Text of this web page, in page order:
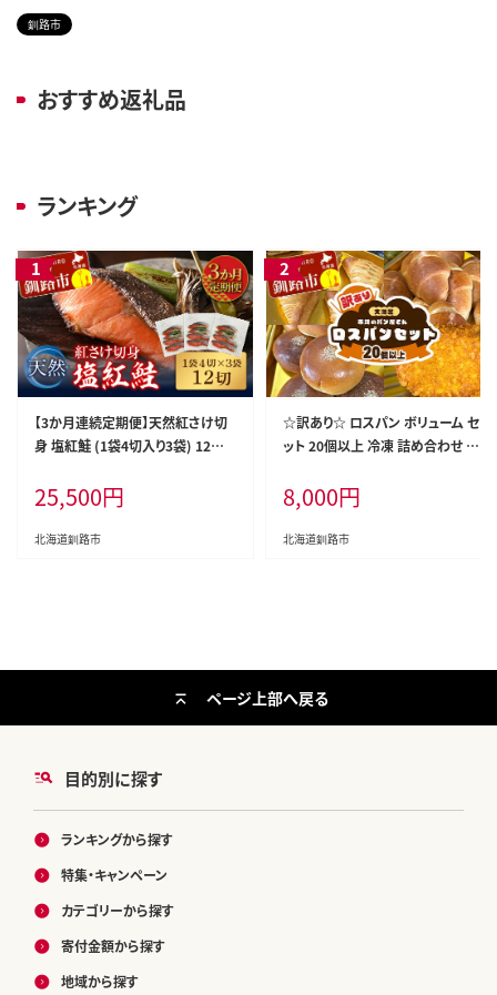
釧路市
おすすめ返礼品
ランキング
【3か月連続定期便】天然紅さけ切
身 塩紅鮭 (1袋4切入り3袋) 12切
小分け
25,500円
北海道釧路市
☆訳あり☆ ロスパン ボリューム セ
ット 20個以上 冷凍 詰め合わせ お
ードロス SDGs サステナブル コス
パ 大容量 便利 レンチン 時短 総菜
パン 菓子パン パン セレクトパン
8,000円
北海道釧路市
目的別に探す
ランキングから探す
特集・キャンペーン
カテゴリーから探す
寄付金額から探す
地域から探す
ページ上部へ戻る